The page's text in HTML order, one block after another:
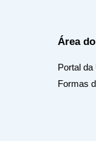
Área
Portal da
Formas